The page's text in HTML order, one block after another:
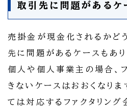
取引先に問題があるケ
売掛金が現金化されるかど
先に問題があるケースもあ
個人や個人事業主の場合、
きないケースはおおくなり
ては対応するファクタリング